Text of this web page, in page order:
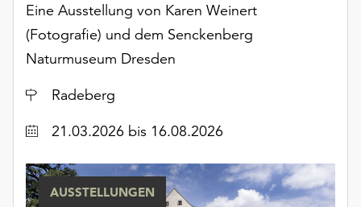
verwendeten
Cookies
anpassen,
erreichen
Sie
die
Einstellungen
über
die
Schaltfläche
„Auswählen“.
Eine Ausstellung von Karen Weinert
(Fotografie) und dem Senckenberg
Naturmuseum Dresden
Ort
Radeberg
Datum21.03.2026 bis 16.08.2026
AUSSTELLUNGEN